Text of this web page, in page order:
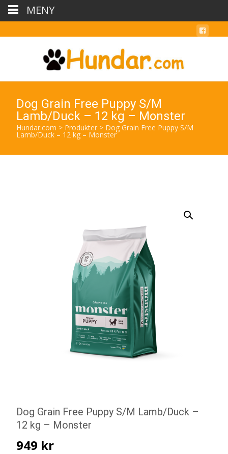
Dog Grain Free Puppy S/M
Lamb/Duck – 12 kg – Monster
Hundar.com > Produkter > Dog Grain Free Puppy S/M
Lamb/Duck – 12 kg – Monster
Dog Grain Free Puppy S/M Lamb/Duck –
12 kg – Monster
949 kr
MENY